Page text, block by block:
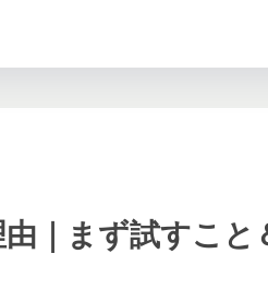
｜まず試すこと